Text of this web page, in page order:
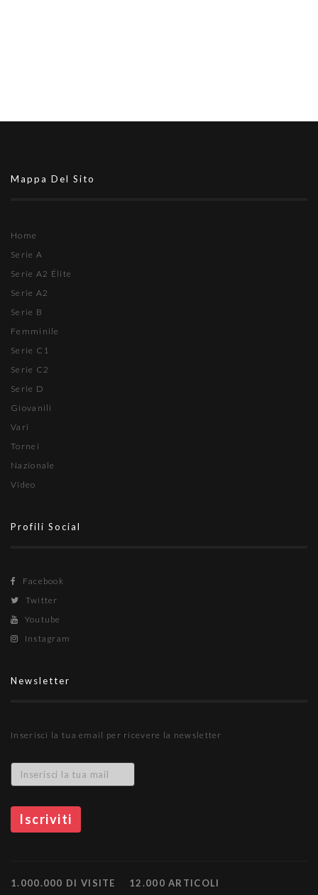
Mappa Del Sito
Home
Serie A
Serie A2 Élite
Serie A2
Serie B
Femminile
Serie C1
Serie C2
Serie D
Giovanili
Vari
Tornei
Nazionale
Video
Profili Social
Facebook
Twitter
Youtube
Instagram
Newsletter
Inserisci la tua email per ricevere la newsletter
1.000.000 DI VISITE 12.000 ARTICOLI